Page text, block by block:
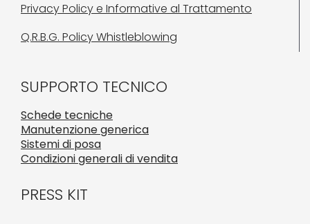
Privacy Policy e Informative al Trattamento
Q.R.B.G. Policy Whistleblowing
SUPPORTO TECNICO
Schede tecniche
Manutenzione generica
Sistemi di posa
Condizioni generali di vendita
PRESS KIT